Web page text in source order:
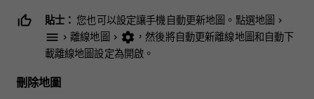
貼士： 您也可以設定讓手機自動更新地圖。點選地圖 >
menu >離線地圖 > settings ，然後將自動更新離線地圖和自動下
載離線地圖設定為開啟 。
刪除地圖